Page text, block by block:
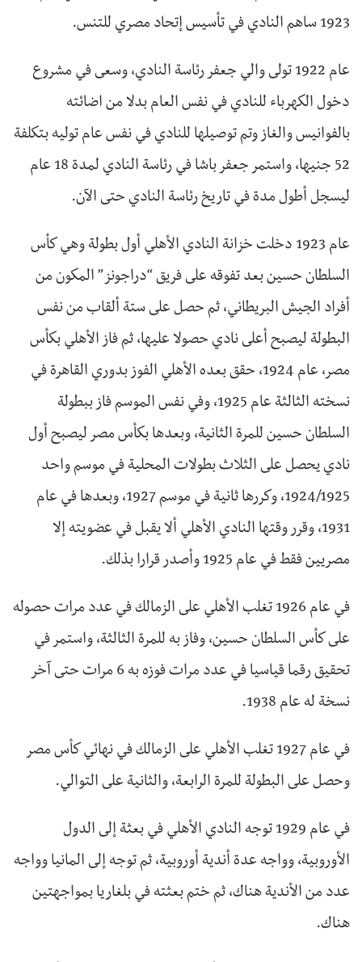
1923 ساهم النادي في تأسيس إتحاد مصري للتنس.
عام 1922 تولى والي جعفر رئاسة النادي، وسعى في مشروع
دخول الكهرباء للنادي في نفس العام بدلا من اضائته
بالفوانيس والغاز وتم توصيلها للنادي في نفس عام توليه بتكلفة
52 جنيها، واستمر جعفر باشا في رئاسة النادي لمدة 18 عام
ليسجل أطول مدة في تاريخ رئاسة النادي حتى الآن.
عام 1923 دخلت خزانة النادي الأهلي أول بطولة وهي كأس
السلطان حسين بعد تفوقه على فريق “دراجونز” المكون من
أفراد الجيش البريطاني، ثم حصل على ستة ألقاب من نفس
البطولة ليصبح أعلى نادي حصولا عليها، ثم فاز الأهلي بكأس
مصر، عام 1924، حقق بعده الأهلي الفوز بدوري القاهرة في
نسخته الثالثة عام 1925، وفي نفس الموسم فاز ببطولة
السلطان حسين للمرة الثانية، وبعدها بكأس مصر ليصبح أول
نادي يحصل على الثلاث بطولات المحلية في موسم واحد
1924/1925، وكررها ثانية في موسم 1927، وبعدها في عام
1931، وقرر وقتها النادي الأهلي ألا يقبل في عضويته إلا
مصريين فقط في عام 1925 وأصدر قرارا بذلك.
في عام 1926 تغلب الأهلي على الزمالك في عدد مرات حصوله
على كأس السلطان حسين، وفاز به للمرة الثالثة، واستمر في
تحقيق رقما قياسيا في عدد مرات فوزه به 6 مرات حتى آخر
نسخة له عام 1938.
في عام 1927 تغلب الأهلي على الزمالك في نهائي كأس مصر
وحصل على البطولة للمرة الرابعة، والثانية على التوالي.
في عام 1929 توجه النادي الأهلي في بعثة إلى الدول
الأوروبية، وواجه عدة أندية أوروبية، ثم توجه إلى المانيا وواجه
عدد من الأندية هناك، ثم ختم بعثته في بلغاريا بمواجهتين
هناك.